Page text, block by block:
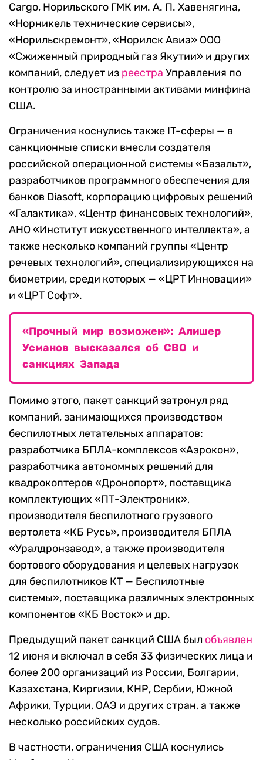
Cargo, Норильского ГМК им. А. П. Хавенягина,
«Норникель технические сервисы»,
«Норильскремонт», «Норилск Авиа» ООО
«Сжиженный природный газ Якутии» и других
компаний, следует из реестра Управления по
контролю за иностранными активами минфина
США.
Ограничения коснулись также IT-сферы — в
санкционные списки внесли создателя
российской операционной системы «Базальт»,
разработчиков программного обеспечения для
банков Diasoft, корпорацию цифровых решений
«Галактика», «Центр финансовых технологий»,
АНО «Институт искусственного интеллекта», а
также несколько компаний группы «Центр
речевых технологий», специализирующихся на
биометрии, среди которых — «ЦРТ Инновации»
и «ЦРТ Софт».
«Прочный мир возможен»: Алишер
Усманов высказался об СВО и
санкциях Запада
Помимо этого, пакет санкций затронул ряд
компаний, занимающихся производством
беспилотных летательных аппаратов:
разработчика БПЛА-комплексов «Аэрокон»,
разработчика автономных решений для
квадрокоптеров «Дронопорт», поставщика
комплектующих «ПТ-Электроник»,
производителя беспилотного грузового
вертолета «КБ Русь», производителя БПЛА
«Уралдронзавод», а также производителя
бортового оборудования и целевых нагрузок
для беспилотников КТ — Беспилотные
системы», поставщика различных электронных
компонентов «КБ Восток» и др.
Предыдущий пакет санкций США был объявлен
12 июня и включал в себя 33 физических лица и
более 200 организаций из России, Болгарии,
Казахстана, Киргизии, КНР, Сербии, Южной
Африки, Турции, ОАЭ и других стран, а также
несколько российских судов.
В частности, ограничения США коснулись